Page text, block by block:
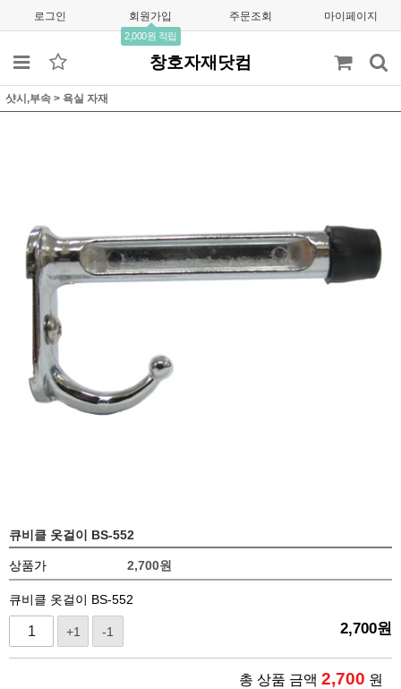
로그인 회원가입
2,000원 적립
주문조회 마이페이지
창호자재닷컴
샷시,부속 > 욕실 자재
큐비클 옷걸이 BS-552
상품가 2,700원
큐비클 옷걸이 BS-552
+1 -1 2,700원
총 상품 금액 2,700 원